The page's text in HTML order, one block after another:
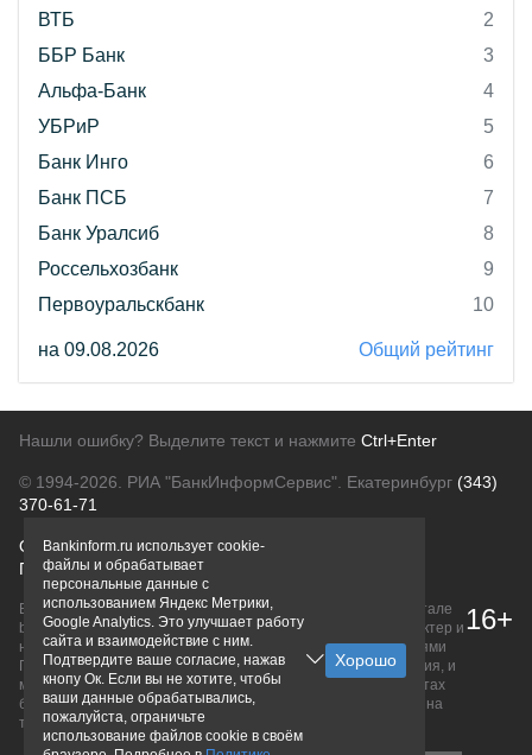
ВТБ
2
ББР Банк
3
Альфа-Банк
4
УБРиР
5
Банк Инго
6
Банк ПСБ
7
Банк Уралсиб
8
Россельхозбанк
9
Первоуральскбанк
10
на 09.08.2026 Общий рейтинг
Нашли ошибку? Выделите текст и нажмите Ctrl+Enter
© 1994-2026. РИА "БанкИнформСервис". Екатеринбург (343)
370-61-71
О проектеПолитика конфиденциальности
Правовая информацияДля рекламодателей
Вся информация о продуктах банков, размещенная на портале
bankinform.ru, носит исключительно ознакомительный характер и
не является публичной офертой, определяемой положениями
ГК РФ. Информация не содержит точного и полного описания, и
может быть изменена. Конечные условия уточняйте на сайтах
банков или при личном обращении. Исключительное право на
товарные знаки принадлежит их правообладателям.
16+
Bankinform.ru использует cookie-
файлы и обрабатывает
персональные данные с
использованием Яндекс Метрики,
Google Analytics. Это улучшает работу
сайта и взаимодействие с ним.
Подтвердите ваше согласие, нажав
кнопу Ок. Если вы не хотите, чтобы
ваши данные обрабатывались,
пожалуйста, ограничьте
использование файлов cookie в своём